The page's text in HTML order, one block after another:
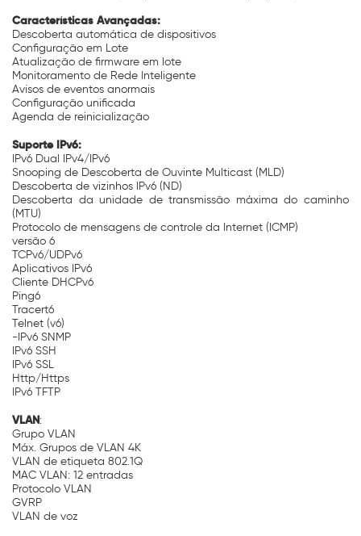
Características Avançadas:
Descoberta automática de dispositivos
Configuração em Lote
Atualização de firmware em lote
Monitoramento de Rede Inteligente
Avisos de eventos anormais
Configuração unificada
Agenda de reinicialização
Suporte IPv6:
IPv6 Dual IPv4/IPv6
Snooping de Descoberta de Ouvinte Multicast (MLD)
Descoberta de vizinhos IPv6 (ND)
Descoberta da unidade de transmissão máxima do caminho
(MTU)
Protocolo de mensagens de controle da Internet (ICMP)
versão 6
TCPv6/UDPv6
Aplicativos IPv6
Cliente DHCPv6
Ping6
Tracert6
Telnet (v6)
-IPv6 SNMP
IPv6 SSH
IPv6 SSL
Http/Https
IPv6 TFTP
VLAN:
Grupo VLAN
Máx. Grupos de VLAN 4K
VLAN de etiqueta 802.1Q
MAC VLAN: 12 entradas
Protocolo VLAN
GVRP
VLAN de voz